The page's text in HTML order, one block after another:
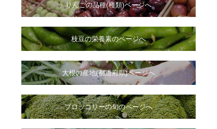
りんごの品種(種類)ページへ
枝豆の栄養素のページへ
大根の産地(都道府県)ページへ
ブロッコリーの旬のページへ